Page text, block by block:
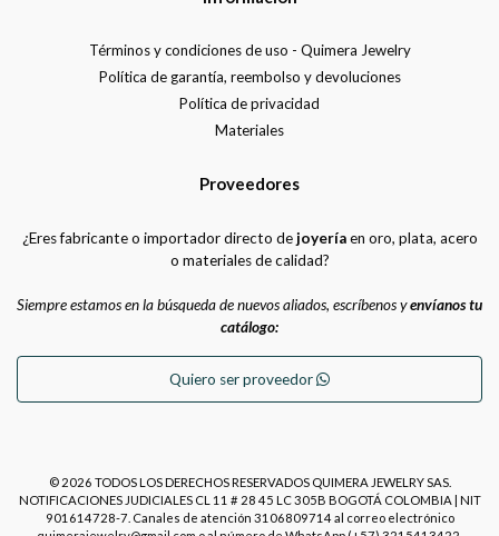
Términos y condiciones de uso - Quimera Jewelry
Política de garantía, reembolso y devoluciones
Política de privacidad
Materiales
Proveedores
¿Eres fabricante o importador directo dejoyeríaen oro, plata, acero
o materiales de calidad?
Siempre estamos en la búsqueda de nuevos aliados, escríbenos yenvíanos tu
catálogo:
Quiero ser proveedor
© 2026 TODOS LOS DERECHOS RESERVADOS QUIMERA JEWELRY SAS.
NOTIFICACIONES JUDICIALES CL 11 # 28 45 LC 305B BOGOTÁ COLOMBIA | NIT
901614728-7. Canales de atención 3106809714 al correo electrónico